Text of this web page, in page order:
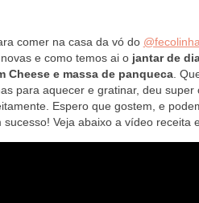
comer na casa da vó do
e como temos ai ojantar de
Cheese e massa de panqueca.
para aquecer e gratinar, deu super
Espero que gostem, e
Veja abaixo a vídeo receita